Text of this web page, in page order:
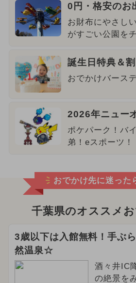
0円・格安のお
お財布にやさし
がすごい公園を
誕生日特典＆
おでかけバース
2026年ニュー
ポケパーク！バ
弟！eスポーツ！
おでかけ先に迷った
千葉県のオススメ
3歳以下は入館無料！手ぶ
然温泉☆
酒々井IC
の絶景を